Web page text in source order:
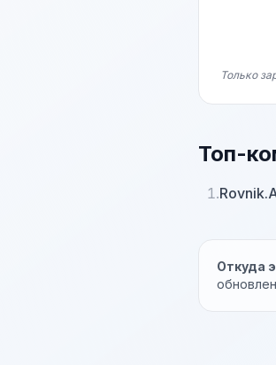
Только
Топ-
1.
Откуда